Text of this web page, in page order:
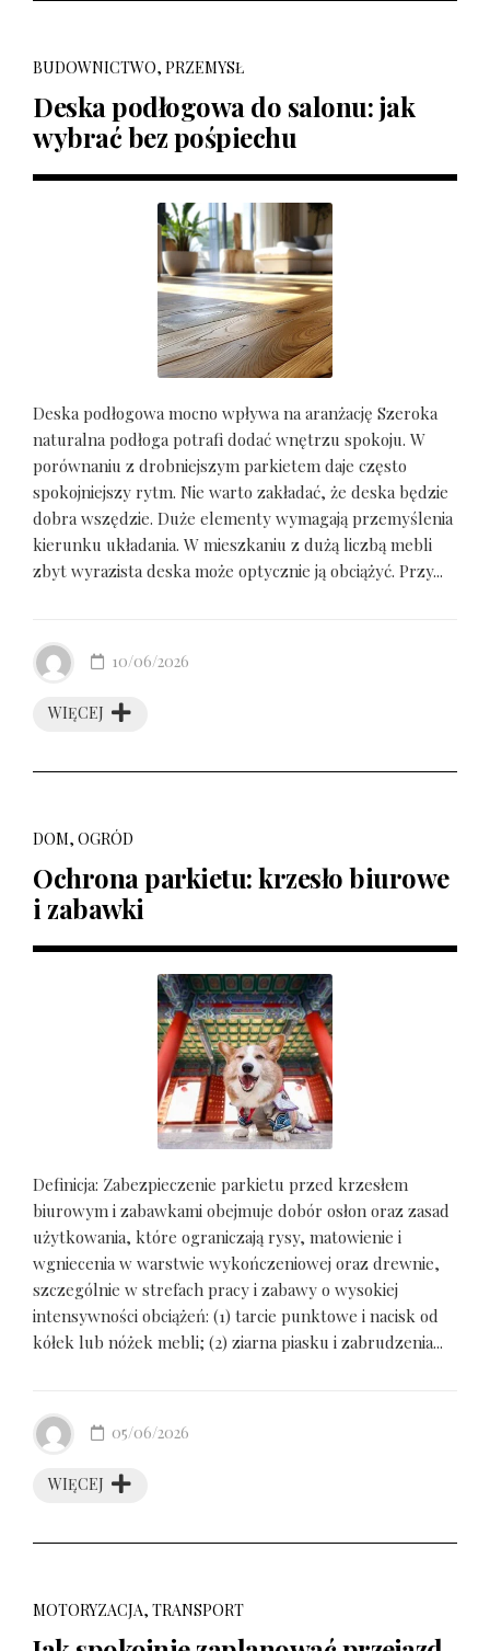
BUDOWNICTWO, PRZEMYSŁ
Deska podłogowa do salonu: jak
wybrać bez pośpiechu
Deska podłogowa mocno wpływa na aranżację Szeroka
naturalna podłoga potrafi dodać wnętrzu spokoju. W
porównaniu z drobniejszym parkietem daje często
spokojniejszy rytm. Nie warto zakładać, że deska będzie
dobra wszędzie. Duże elementy wymagają przemyślenia
kierunku układania. W mieszkaniu z dużą liczbą mebli
zbyt wyrazista deska może optycznie ją obciążyć. Przy...
WIĘCEJ
10/06/2026
DOM, OGRÓD
Ochrona parkietu: krzesło biurowe
i zabawki
Definicja: Zabezpieczenie parkietu przed krzesłem
biurowym i zabawkami obejmuje dobór osłon oraz zasad
użytkowania, które ograniczają rysy, matowienie i
wgniecenia w warstwie wykończeniowej oraz drewnie,
szczególnie w strefach pracy i zabawy o wysokiej
intensywności obciążeń: (1) tarcie punktowe i nacisk od
kółek lub nóżek mebli; (2) ziarna piasku i zabrudzenia...
WIĘCEJ
05/06/2026
MOTORYZACJA, TRANSPORT